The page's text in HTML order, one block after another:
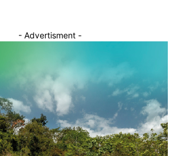
- Advertisment -